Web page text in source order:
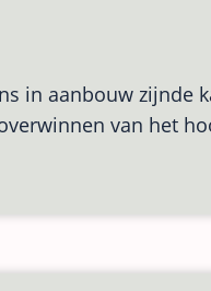
in aanbouw zijnde
van het